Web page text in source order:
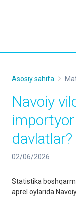
Asosiy sahifa
Navoiy
davlatlar?
02/06/2026
Statistika
aprel oylarida